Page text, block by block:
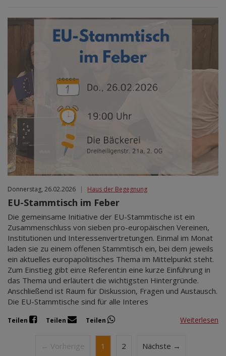
Donnerstag, 26.02.2026 Haus der Begegnung
EU-Stammtisch im Feber
Die gemeinsame Initiative der EU-Stammtische ist ein
Zusammenschluss von sieben pro-europäischen Vereinen,
Institutionen und Interessenvertretungen. Einmal im Monat
laden sie zu einem offenen Stammtisch ein, bei dem jeweils
ein aktuelles europapolitisches Thema im Mittelpunkt steht.
Zum Einstieg gibt ein:e Referent:in eine kurze Einführung in
das Thema und erläutert die wichtigsten Hintergründe.
Anschließend ist Raum für Diskussion, Fragen und Austausch.
Die EU-Stammtische sind für alle Interes
Teilen Teilen Teilen Weiterlesen
← Vorherige 1 2 Nächste →